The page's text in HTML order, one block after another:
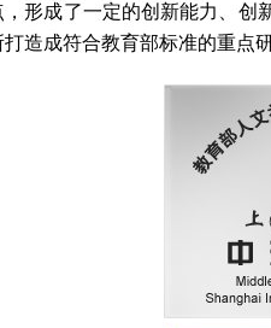
，形成了一定的创新能力、创
打造成符合教育部标准的重点